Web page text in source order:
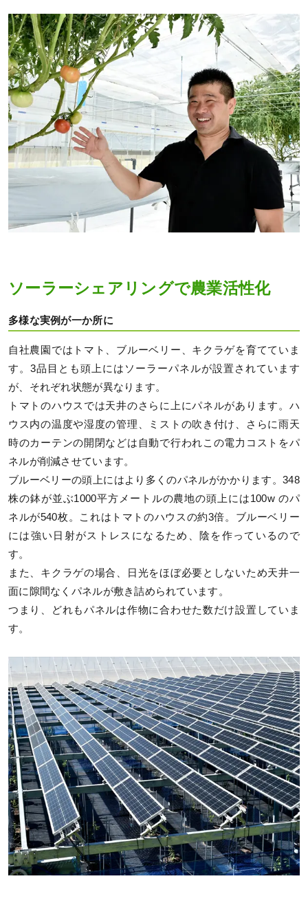
ソーラーシェアリングで農業活性化
多様な実例が一か所に
自社農園ではトマト、ブルーベリー、キクラゲを育てていま
す。3品目とも頭上にはソーラーパネルが設置されています
が、それぞれ状態が異なります。
トマトのハウスでは天井のさらに上にパネルがあります。ハ
ウス内の温度や湿度の管理、ミストの吹き付け、さらに雨天
時のカーテンの開閉などは自動で行われこの電力コストをパ
ネルが削減させています。
ブルーベリーの頭上にはより多くのパネルがかかります。348
株の鉢が並ぶ1000平方メートルの農地の頭上には100w のパ
ネルが540枚。これはトマトのハウスの約3倍。ブルーベリー
には強い日射がストレスになるため、陰を作っているので
す。
また、キクラゲの場合、日光をほぼ必要としないため天井一
面に隙間なくパネルが敷き詰められています。
つまり、どれもパネルは作物に合わせた数だけ設置していま
す。